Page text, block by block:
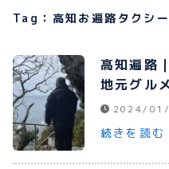
ブログ
よくある質問
プライバシーポリシー
Tag：高知お遍路タクシー
高知遍路
地元グル
2024/
続きを読む